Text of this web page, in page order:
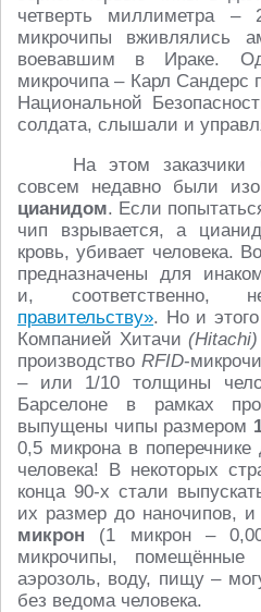
четверть миллиметра –
микрочипы вживлялись
воевавшим в Ираке.
микрочипа – Карл Сандерс
Национальной
солдата, слышали и
На этом заказчики
совсем недавно были
цианидом. Если
чип взрывается, а
кровь, убивает человека.
предназначены для
и, соответственно,
правительству». Но и
Компанией Хитачи(Hitachi)
производствоRFID-
– или 1/10 толщины
Барселоне в рамках
выпущены чипы размером
0,5 микрона в
человека! В некоторых
конца 90-х стали
их размер до наночипов,
микрон (1 микрон –
микрочипы, помещённые
аэрозоль, воду, пищу –
без ведома человека.